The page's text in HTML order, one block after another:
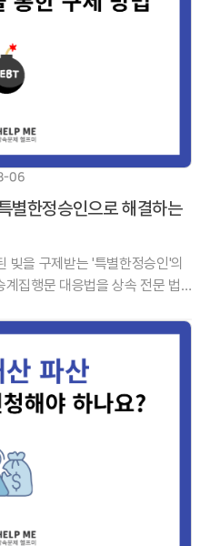
06
별한정승인으로 해결하는
빚을 구제받는 '특별한정승인'의
집행문 대응법을 상속 전문 법